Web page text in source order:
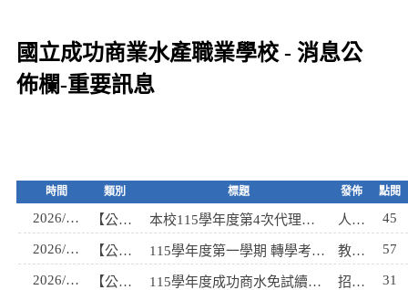
國立成功商業水產職業學校 - 消息公
佈欄-重要訊息
時間 類別 標題 發佈 點閱
2026/08/05 【公告】 本校115學年度第4次代理教師甄選簡章 人事室 45
2026/07/29 【公告】 115學年度第一學期 轉學考錄取名單 教務處幹事 57
2026/07/29 【公告】 115學年度成功商水免試續招簡章 招設組 31